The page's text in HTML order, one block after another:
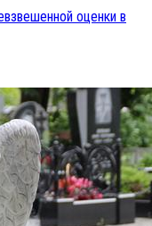
оценки в